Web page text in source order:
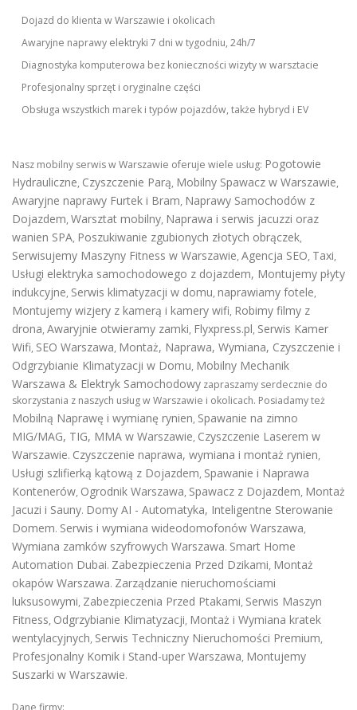
Dojazd do klienta w Warszawie i okolicach
Awaryjne naprawy elektryki 7 dni w tygodniu, 24h/7
Diagnostyka komputerowa bez konieczności wizyty w warsztacie
Profesjonalny sprzęt i oryginalne części
Obsługa wszystkich marek i typów pojazdów, także hybryd i EV
Nasz mobilny serwis w Warszawie oferuje wiele usług: Pogotowie
Hydrauliczne, Czyszczenie Parą, Mobilny Spawacz w Warszawie,
Awaryjne naprawy Furtek i Bram, Naprawy Samochodów z
Dojazdem, Warsztat mobilny, Naprawa i serwis jacuzzi oraz
wanien SPA, Poszukiwanie zgubionych złotych obrączek,
Serwisujemy Maszyny Fitness w Warszawie, Agencja SEO, Taxi,
Usługi elektryka samochodowego z dojazdem, Montujemy płyty
indukcyjne, Serwis klimatyzacji w domu, naprawiamy fotele,
Montujemy wizjery z kamerą i kamery wifi, Robimy filmy z
drona, Awaryjnie otwieramy zamki, Flyxpress.pl, Serwis Kamer
Wifi, SEO Warszawa, Montaż, Naprawa, Wymiana, Czyszczenie i
Odgrzybianie Klimatyzacji w Domu, Mobilny Mechanik
Warszawa & Elektryk Samochodowy zapraszamy serdecznie do
skorzystania z naszych usług w Warszawie i okolicach. Posiadamy też
Mobilną Naprawę i wymianę rynien, Spawanie na zimno
MIG/MAG, TIG, MMA w Warszawie, Czyszczenie Laserem w
Warszawie. Czyszczenie naprawa, wymiana i montaż rynien,
Usługi szlifierką kątową z Dojazdem, Spawanie i Naprawa
Kontenerów, Ogrodnik Warszawa, Spawacz z Dojazdem, Montaż
Jacuzi i Sauny. Domy AI - Automatyka, Inteligentne Sterowanie
Domem. Serwis i wymiana wideodomofonów Warszawa,
Wymiana zamków szyfrowych Warszawa. Smart Home
Automation Dubai. Zabezpieczenia Przed Dzikami, Montaż
okapów Warszawa. Zarządzanie nieruchomościami
luksusowymi, Zabezpieczenia Przed Ptakami, Serwis Maszyn
Fitness, Odgrzybianie Klimatyzacji, Montaż i Wymiana kratek
wentylacyjnych, Serwis Techniczny Nieruchomości Premium,
Profesjonalny Komik i Stand-uper Warszawa, Montujemy
Suszarki w Warszawie.